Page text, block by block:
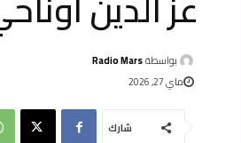
بواسطةRadio Mars
ماي 27, 2026
شارك